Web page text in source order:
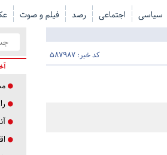
سیاسی اجتماعی رصد فیلم و صوت
کد خبر: 587987